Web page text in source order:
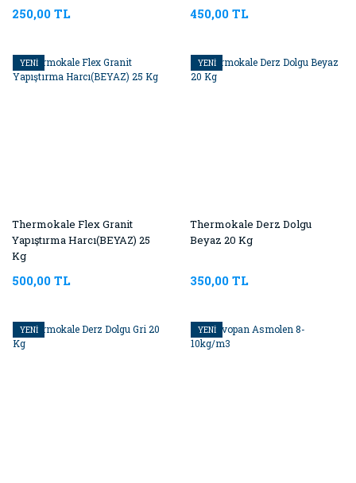
250,00 TL 450,00 TL
YENİ
Thermokale Flex Granit
Yapıştırma Harcı(BEYAZ) 25
Kg
500,00 TL
YENİ
Thermokale Derz Dolgu
Beyaz 20 Kg
350,00 TL
YENİ YENİ